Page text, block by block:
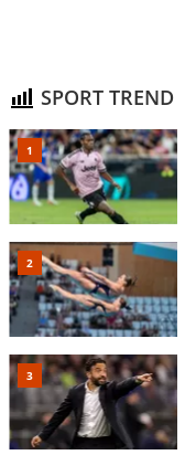
SPORT TREND